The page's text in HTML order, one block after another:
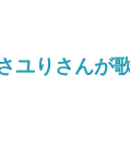
りさんが